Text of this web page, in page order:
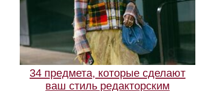
34 предмета, которые сделают
ваш стиль редакторским